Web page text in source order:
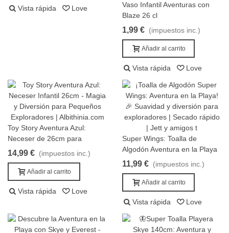
Vista rápida Love
Vaso Infantil Aventuras con
Blaze 26 cl
1,99 € (impuestos inc.)
Añadir al carrito
Vista rápida Love
Añadir al carrito
Toy Story Aventura Azul:
Neceser de 26cm para
Pequeños Exploradores
14,99 € (impuestos inc.)
Añadir al carrito
Vista rápida Love
Añadir al carrito
Super Wings: Toalla de
Algodón Aventura en la Playa
11,99 € (impuestos inc.)
Añadir al carrito
Vista rápida Love